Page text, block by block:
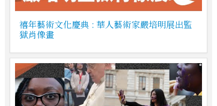
禧年藝術文化慶典 : 華人藝術家嚴培明展出監
獄肖像畫